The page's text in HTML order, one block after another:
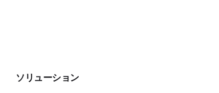
ソリューション